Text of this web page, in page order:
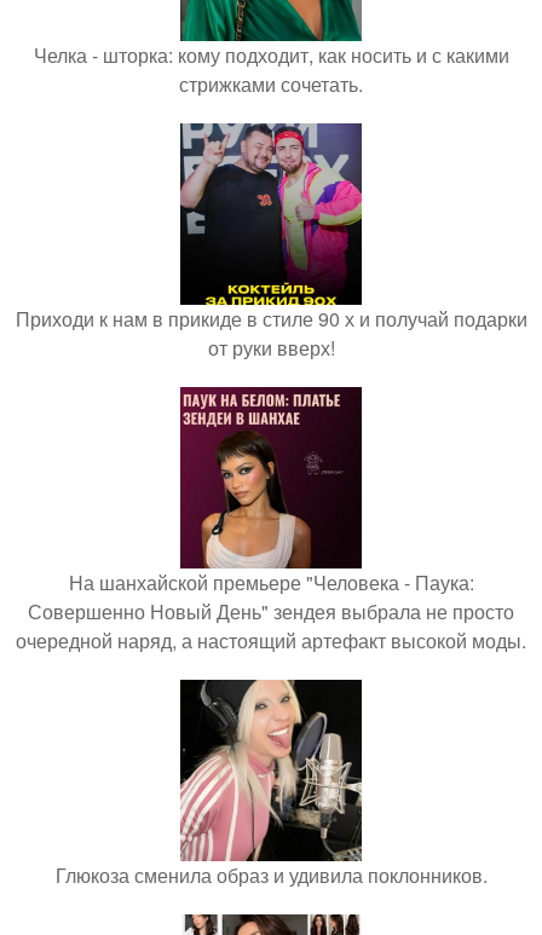
Челка - шторка: кому подходит, как носить и с какими
стрижками сочетать.
Приходи к нам в прикиде в стиле 90 х и получай подарки
от руки вверх!
На шанхайской премьере "Человека - Паука:
Совершенно Новый День" зендея выбрала не просто
очередной наряд, а настоящий артефакт высокой моды.
Глюкоза сменила образ и удивила поклонников.